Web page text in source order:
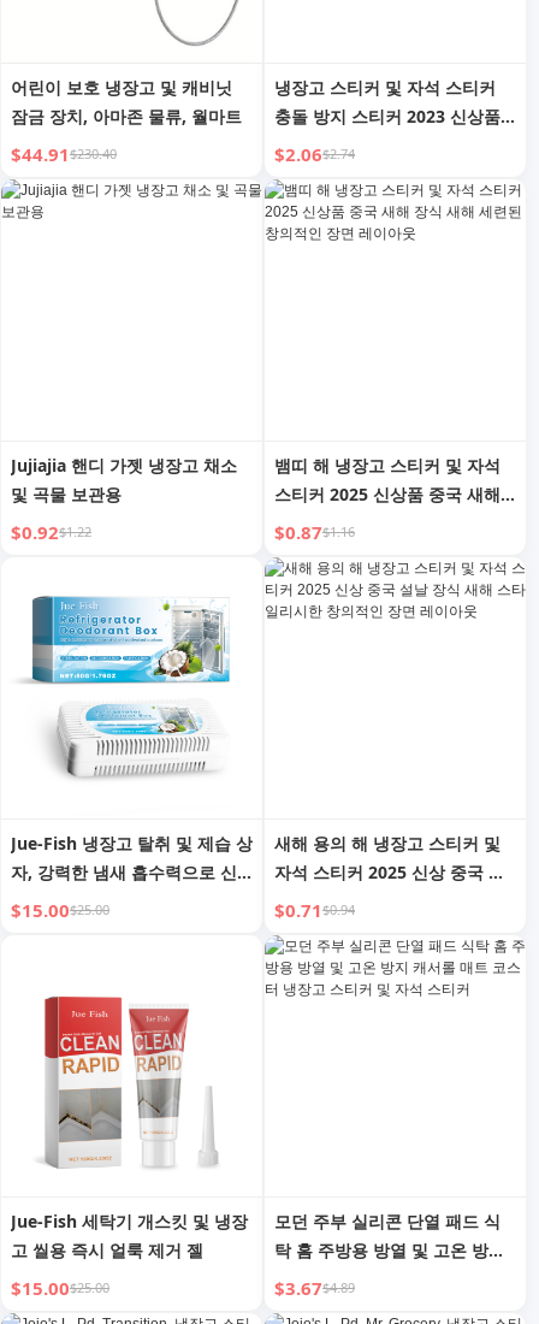
어린이 보호 냉장고 및 캐비닛
잠금 장치, 아마존 물류, 월마트
$44.91$230.40
냉장고 스티커 및 자석 스티커
충돌 방지 스티커 2023 신상품
스타일리시하고 창의적인 가정
용 충돌 방지 도어 핸들 매트 자
석 흡착 흔적 없는 스티커
$2.06$2.74
Jujiajia 핸디 가젯 냉장고 채소
및 곡물 보관용
$0.92$1.22
뱀띠 해 냉장고 스티커 및 자석
스티커 2025 신상품 중국 새해
장식 새해 세련된 창의적인 장면
레이아웃
$0.87$1.16
Jue-Fish 냉장고 탈취 및 제습 상
자, 강력한 냄새 흡수력으로 신
선한 음식 유지
$15.00$25.00
새해 용의 해 냉장고 스티커 및
자석 스티커 2025 신상 중국 설
날 장식 새해 스타일리시한 창의
적인 장면 레이아웃
$0.71$0.94
Jue-Fish 세탁기 개스킷 및 냉장
고 씰용 즉시 얼룩 제거 젤
$15.00$25.00
모던 주부 실리콘 단열 패드 식
탁 홈 주방용 방열 및 고온 방지
캐서롤 매트 코스터 냉장고 스티
커 및 자석 스티커
$3.67$4.89